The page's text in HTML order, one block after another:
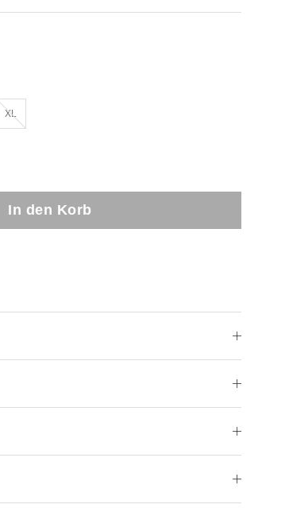
XLAusverkauft!
In den Korb